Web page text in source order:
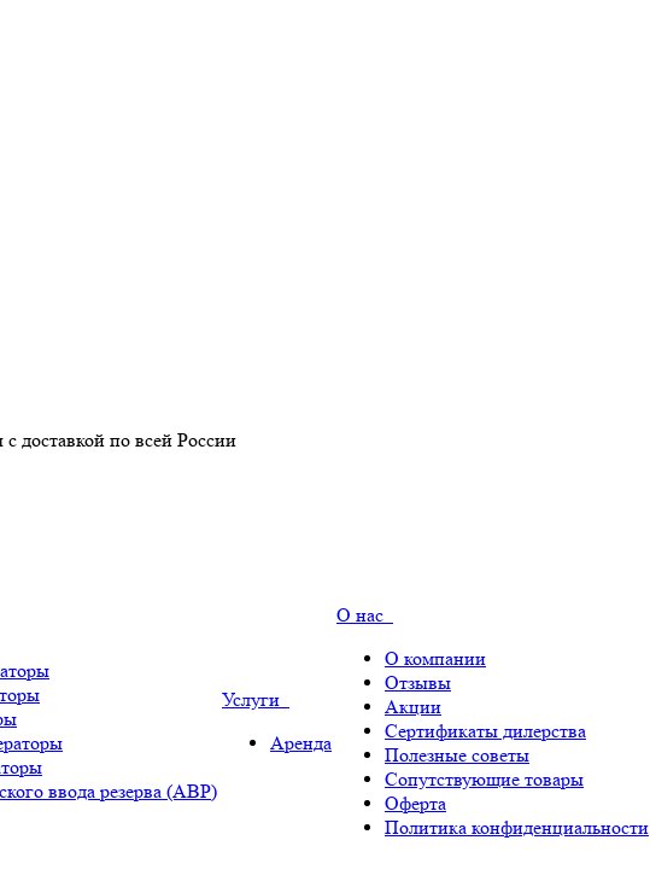
доставкой по всей России
ввода резерва (АВР)
Услуги
Аренда
О нас
О компании
Отзывы
Акции
Сертификаты дилерства
Полезные советы
Сопутствующие товары
Оферта
Политика конфиденциальности